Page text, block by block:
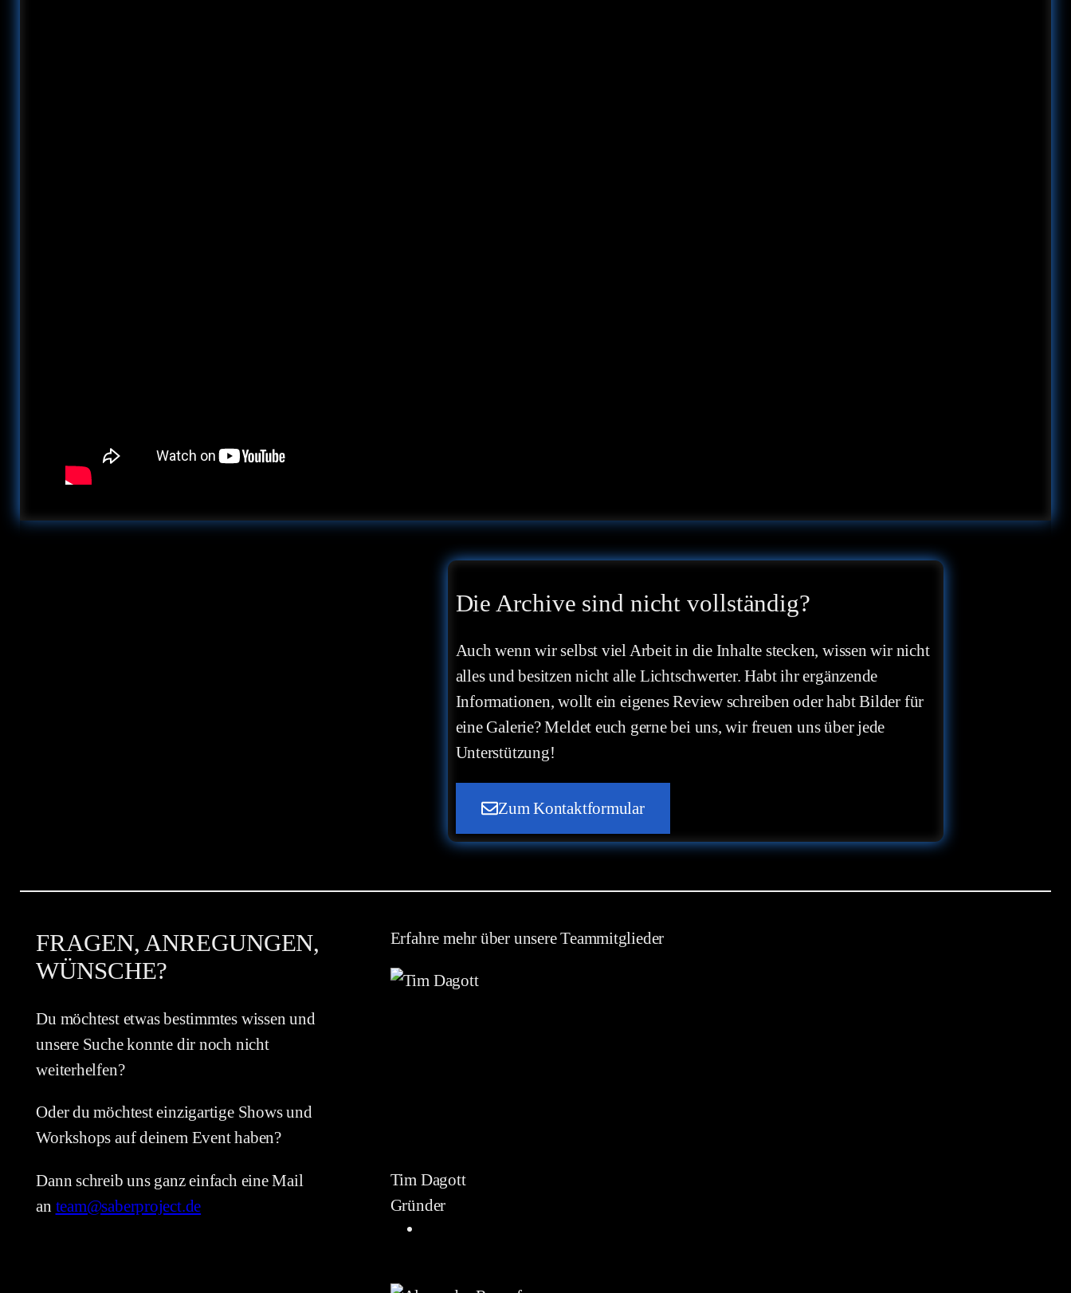
Die Archive sind nicht vollständig?
Auch wenn wir selbst viel Arbeit in die Inhalte stecken, wissen wir nicht
alles und besitzen nicht alle Lichtschwerter. Habt ihr ergänzende
Informationen, wollt ein eigenes Review schreiben oder habt Bilder für
eine Galerie? Meldet euch gerne bei uns, wir freuen uns über jede
Unterstützung!
Zum Kontaktformular
FRAGEN, ANREGUNGEN,
WÜNSCHE?
Du möchtest etwas bestimmtes wissen und
unsere Suche konnte dir noch nicht
weiterhelfen?
Oder du möchtest einzigartige Shows und
Workshops auf deinem Event haben?
Dann schreib uns ganz einfach eine Mail
an team@saberproject.de
Erfahre mehr über unsere Teammitglieder
Tim Dagott
Gründer